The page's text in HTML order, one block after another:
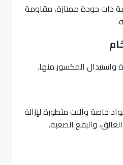
ذات جودة ممتازة، مقاومة
واستبدال المكسور منها.
خاصة وآلات متطورة لإزالة
والبقع الصعبة.